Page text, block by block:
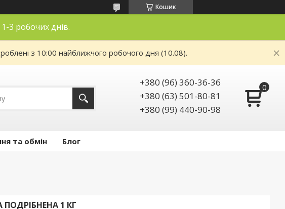
Кошик
3 робочих днів.
з 10:00 найближчого робочого дня (10.08).
+380 (96) 360-36-36
+380 (63) 501-80-81
+380 (99) 440-90-98
та обмін Блог
1 КГ